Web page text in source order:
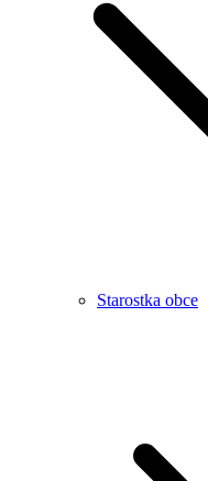
Starostka obce